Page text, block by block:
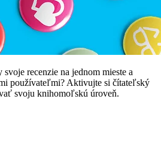
recenzie na jednom mieste a
používateľmi? Aktivujte si čítateľský
svoju knihomoľskú úroveň.